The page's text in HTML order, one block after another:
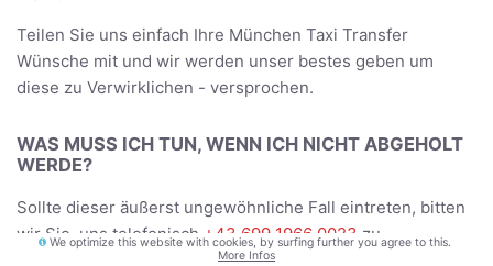
Teilen Sie uns einfach Ihre München Taxi Transfer
Wünsche mit und wir werden unser bestes geben um
diese zu Verwirklichen - versprochen.
WAS MUSS ICH TUN, WENN ICH NICHT ABGEHOLT
WERDE?
Sollte dieser äußerst ungewöhnliche Fall eintreten, bitten
wir Sie, uns telefonisch +43 699 1966 0023 zu
informieren. Wir werden uns umgehend um Ihr Problem
We optimize this website with cookies, by surfing further you agree to this.
More Infos